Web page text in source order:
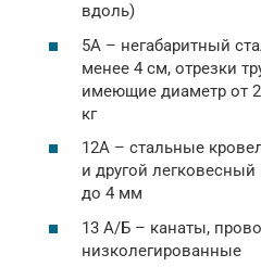
вдоль)
5А – негабаритный
менее 4 см, отрезки
имеющие диаметр от
кг
12А – стальные
и другой
до 4 мм
13 А/Б – канаты,
низколегированные